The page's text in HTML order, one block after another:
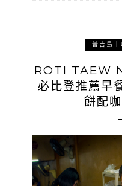
普吉島｜
ROTI TAEW
必比登推薦早
餅配